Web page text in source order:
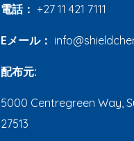
電話： +27 11 421 7111
Eメール：
配布元:
5000 Centregreen Way,
27513